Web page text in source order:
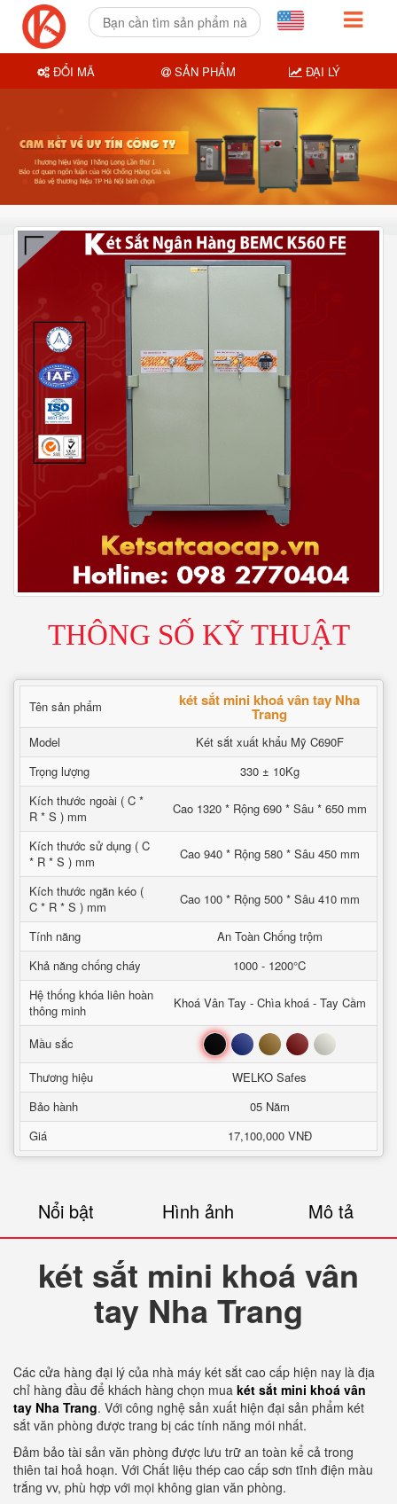
THÔNG SỐ KỸ THUẬT
Tên sản phẩm két sắt mini khoá vân tay Nha
Trang
Model
Két sắt xuất khẩu Mỹ C690F
Trọng lượng
330 ± 10Kg
Kích thước ngoài ( C *
R * S ) mm
Cao 1320 * Rộng 690 * Sâu * 650 mm
Kích thước sử dụng ( C
* R * S ) mm
Cao 940 * Rộng 580 * Sâu 450 mm
Kích thước ngăn kéo (
C * R * S ) mm
Cao 100 * Rộng 500 * Sâu 410 mm
Tính năng
An Toàn Chống trộm
Khả năng chống cháy
1000 - 1200°C
Hệ thống khóa liên hoàn
thông minh
Khoá Vân Tay - Chìa khoá - Tay Cầm
Mầu sắc Đen Xanh Nâu Đỏ Trắng
Thương hiệu
WELKO Safes
Bảo hành
05 Năm
Giá
17,100,000 VNĐ
Nổi bật Hình ảnh Mô tả
két sắt mini khoá vân
tay Nha Trang
Các cửa hàng đại lý của nhà máy két sắt cao cấp hiện nay là địa
chỉ hàng đầu để khách hàng chọn mua két sắt mini khoá vân
tay Nha Trang. Với công nghệ sản xuất hiện đại sản phẩm két
sắt văn phòng được trang bị các tính năng mói nhất.
Đảm bảo tài sản văn phòng được lưu trữ an toàn kể cả trong
thiên tai hoả hoạn. Với Chất liệu thép cao cấp sơn tĩnh điện màu
trắng vv, phù hợp với mọi không gian văn phòng.
ĐỔI MÃ SẢN PHẨM ĐẠI LÝ